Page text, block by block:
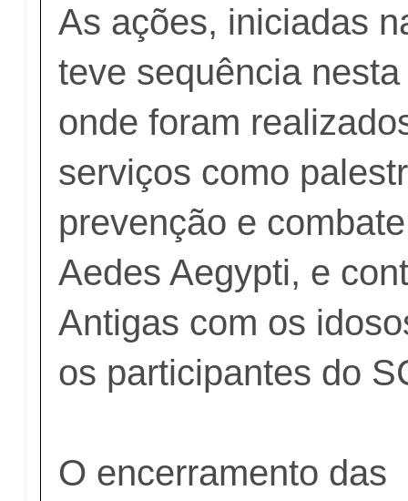
As ações, iniciadas
teve sequência
onde foram
serviços como
prevenção e
Aedes Aegypti, e
Antigas com os
os participantes do
O encerramento das